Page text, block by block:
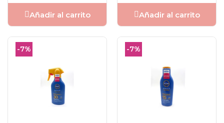
Añadir al carrito Añadir al carrito
-7% -7%